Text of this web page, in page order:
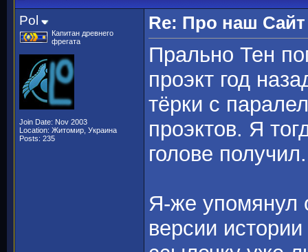
Pol
Капитан древнего
фрегата
Join Date: Nov 2003
Location: Житомир, Украина
Posts: 235
Re: Про наш Сайт
Прально Тен
проэкт год
тёрки с
проэктов. Я
голове получил.
Я-же упомянул
версии